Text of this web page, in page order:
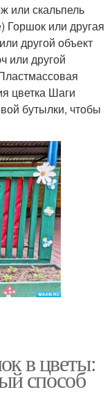
или скальпель
Горшок или другая
другой объект
или другой
цветка Шаги
бутылки, чтобы
в цветы:
способ